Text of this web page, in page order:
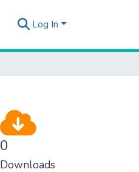
Log In
0
Downloads